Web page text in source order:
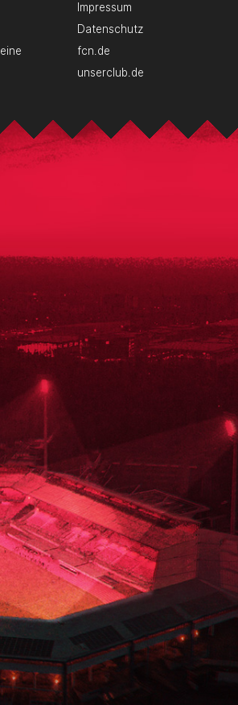
Impressum
Datenschutz
fcn.de
unserclub.de